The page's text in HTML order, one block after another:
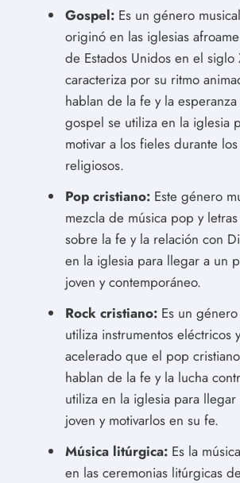
Gospel: Es un género
originó en las iglesias
de Estados Unidos en el siglo
caracteriza por su ritmo
hablan de la fe y la
gospel se utiliza en la iglesia
motivar a los fieles durante
religiosos.
Pop cristiano: Este género
mezcla de música pop y
sobre la fe y la relación con
en la iglesia para llegar a un
joven y contemporáneo.
Rock cristiano: Es un
utiliza instrumentos eléctricos
acelerado que el pop
hablan de la fe y la lucha
utiliza en la iglesia para
joven y motivarlos en su fe.
Música litúrgica: Es la
en las ceremonias litúrgicas